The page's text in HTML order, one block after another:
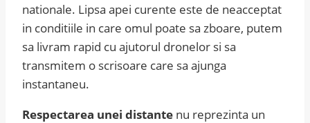
nationale. Lipsa apei curente este de neacceptat
in conditiile in care omul poate sa zboare, putem
sa livram rapid cu ajutorul dronelor si sa
transmitem o scrisoare care sa ajunga
instantaneu.
Respectarea unei distante nu reprezinta un